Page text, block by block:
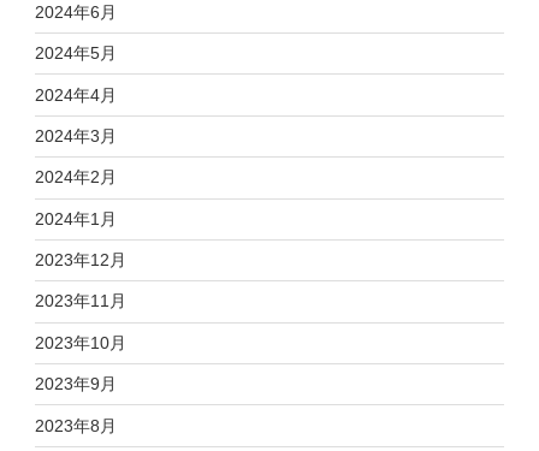
2024年6月
2024年5月
2024年4月
2024年3月
2024年2月
2024年1月
2023年12月
2023年11月
2023年10月
2023年9月
2023年8月